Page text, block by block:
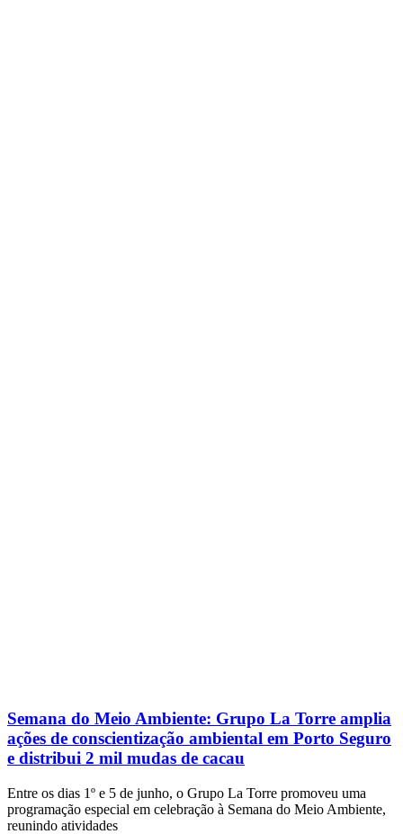
Semana do Meio Ambiente: Grupo La Torre amplia
ações de conscientização ambiental em Porto Seguro
e distribui 2 mil mudas de cacau
Entre os dias 1º e 5 de junho, o Grupo La Torre promoveu uma
programação especial em celebração à Semana do Meio Ambiente,
reunindo atividades